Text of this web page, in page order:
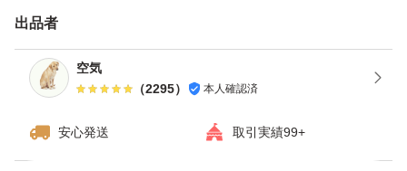
ますが、ご了承下さい。
・ダンボールは破損しやすい為プラスチック箱を推奨しま
す。※四合瓶はサイズの都合上ダンボールでの発送がメイ
ンとなります。
出品者
空気
（2295） 本人確認済
安心発送 取引実績99+